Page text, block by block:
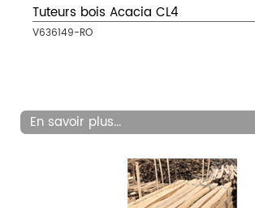
Tuteurs bois Acacia CL4
V636149-RO
En savoir plus...